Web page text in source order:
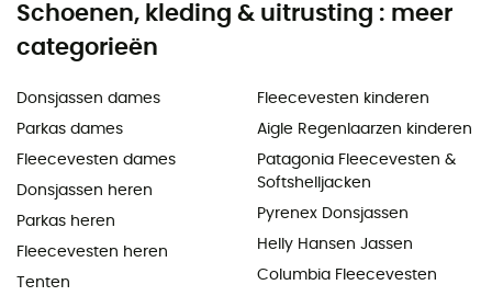
Schoenen, kleding & uitrusting : meer
categorieën
Donsjassen dames
Parkas dames
Fleecevesten dames
Donsjassen heren
Parkas heren
Fleecevesten heren
Tenten
Fleecevesten kinderen
Aigle Regenlaarzen kinderen
Patagonia Fleecevesten &
Softshelljacken
Pyrenex Donsjassen
Helly Hansen Jassen
Columbia Fleecevesten